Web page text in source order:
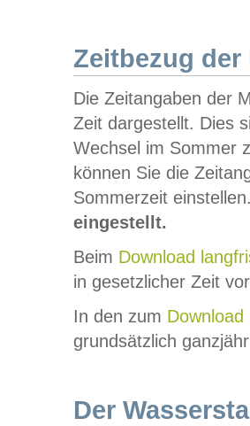
Zeitbezug der
Die Zeitangaben der
Zeit dargestellt. Dies
Wechsel im Sommer
können Sie die
Sommerzeit
eingestellt.
Beim Download
in gesetzlicher Zeit
In den zum Download
grundsätzlich
Der